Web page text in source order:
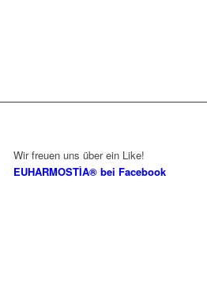
Wir freuen uns über ein Like!
EUHARMOSTÌA® bei Facebook